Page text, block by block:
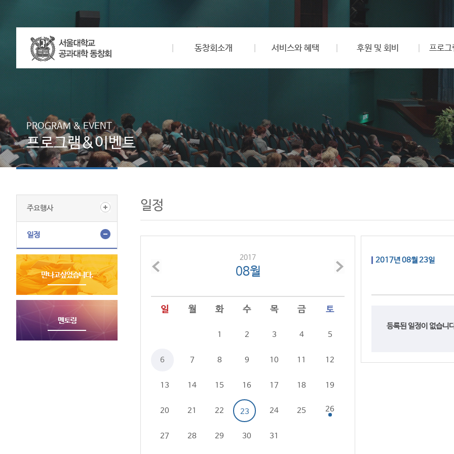
동창회소개 서비스와 혜택 후원 및 회비 프로
PROGRAM & EVENT
프로그램&이벤트
주요행사
일정
일정
2017
08월
일 월 화 수 목 금 토
1 2 3 4 5
6 7 8 9 10 11 12
13 14 15 16 17 18 19
20 21 22 23 24 25 26
27 28 29 30 31
2017년 08월 23일
등록된 일정이 없습니